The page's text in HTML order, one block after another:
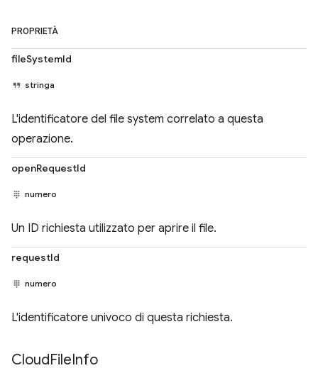
PROPRIETÀ
fileSystemId
stringa
L'identificatore del file system correlato a questa
operazione.
openRequestId
numero
Un ID richiesta utilizzato per aprire il file.
requestId
numero
L'identificatore univoco di questa richiesta.
CloudFileInfo